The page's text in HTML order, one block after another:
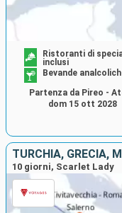
Ristoranti di
inclusi
Bevande
Partenza da Pireo -
dom 15 ott 2028
TURCHIA, GRECIA,
10 giorni, Scarlet Lady